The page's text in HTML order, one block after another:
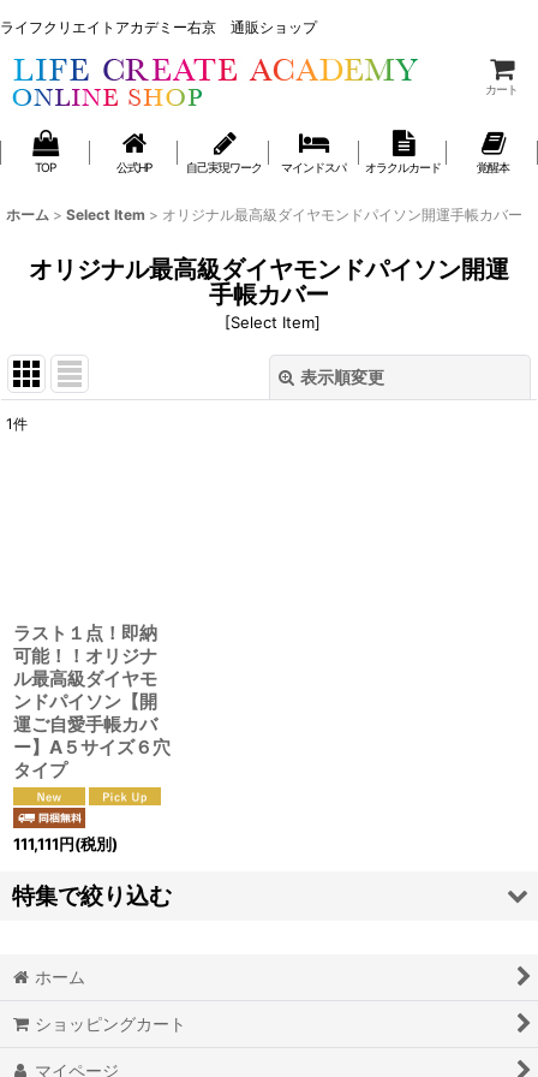
ライフクリエイトアカデミー右京 通販ショップ
カート
TOP 公式HP 自己実現ワーク マインドスパ オラクルカード 覚醒本
ホーム > Select Item > オリジナル最高級ダイヤモンドパイソン開運手帳カバー
オリジナル最高級ダイヤモンドパイソン開運
手帳カバー
[Select Item]
表示順変更
1件
ラスト１点！即納
可能！！オリジナ
ル最高級ダイヤモ
ンドパイソン【開
運ご自愛手帳カバ
ー】A５サイズ６穴
タイプ
111,111円(税別)
特集で絞り込む
脳波調整マシンＭｉｎｄＳｐａ
オリジナルオラクルカード
ホーム
ショッピングカート
マイページ